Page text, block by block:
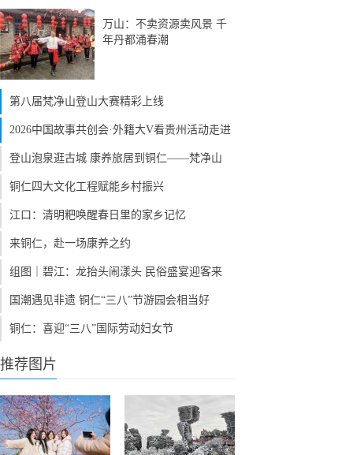
万山：不卖资源卖风景 千
年丹都涌春潮
第八届梵净山登山大赛精彩上线
2026中国故事共创会·外籍大V看贵州活动走进
登山泡泉逛古城 康养旅居到铜仁——梵净山
铜仁四大文化工程赋能乡村振兴
江口：清明粑唤醒春日里的家乡记忆
来铜仁，赴一场康养之约
组图｜碧江：龙抬头闹漾头 民俗盛宴迎客来
国潮遇见非遗 铜仁“三八”节游园会相当好
铜仁：喜迎“三八”国际劳动妇女节
推荐图片